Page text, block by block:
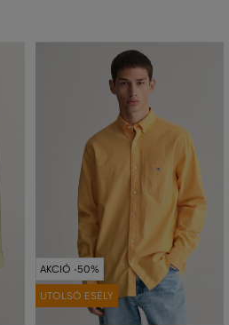
AKCIÓ -50%
UTOLSÓ ESÉLY